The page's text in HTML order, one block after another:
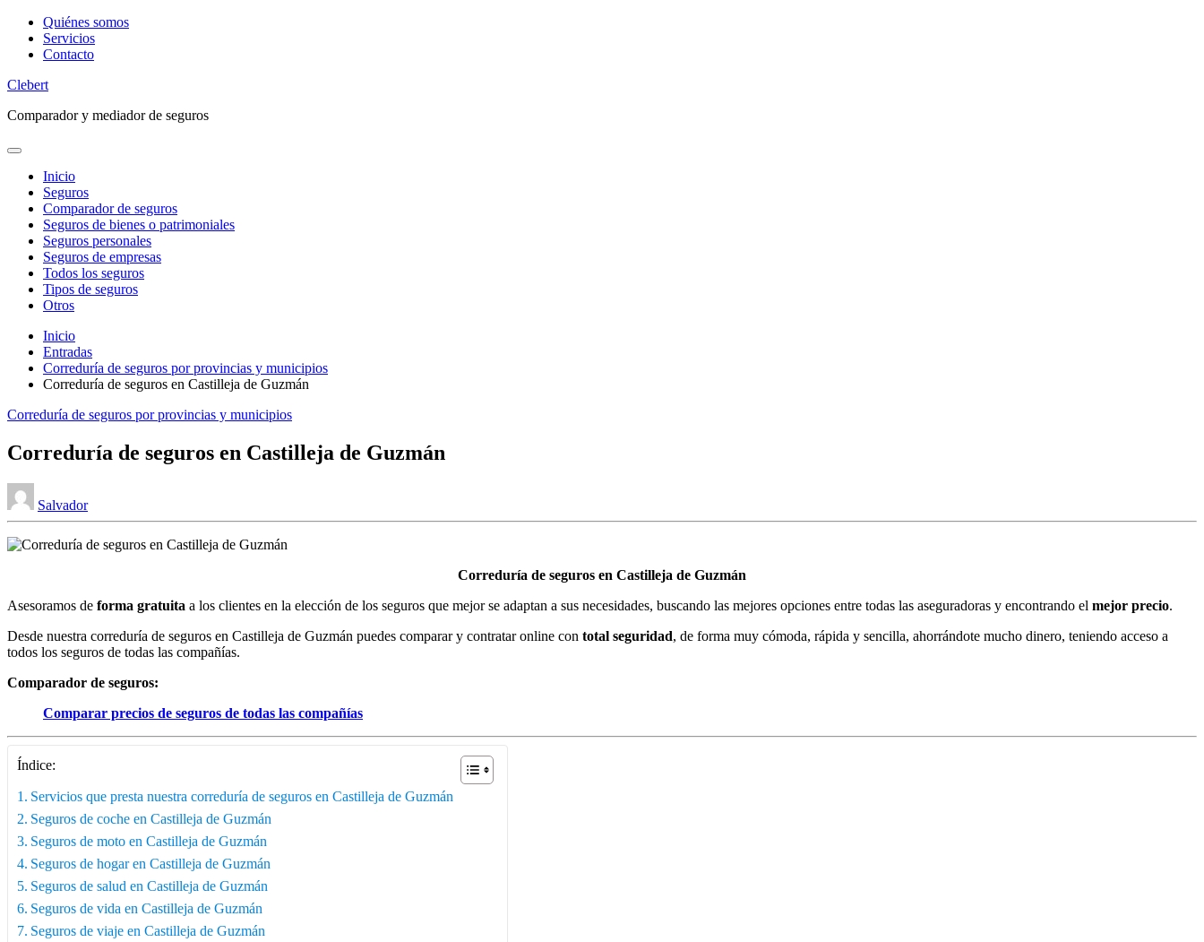
Saltar
contenido
Quiénes somos
Servicios
Contacto
Clebert
Comparador y mediador de seguros
Inicio
Seguros
Comparador de seguros
Seguros de bienes o patrimoniales
Seguros personales
Seguros de empresas
Todos los seguros
Tipos de seguros
Otros
Inicio
Entradas
Correduría de seguros por provincias y municipios
Correduría de seguros en Castilleja de Guzmán
Publicado
Correduría de seguros por provincias y municipios
Correduría de seguros en Castilleja de Guzmán
Publicado
por
Salvador
Correduría de seguros en Castilleja de Guzmán
Asesoramos de forma gratuita a los clientes en la elección de los seguros que mejor se adaptan a sus necesidades, buscando las mejores opciones entre todas las aseguradoras y encontrando el mejor precio.
Desde nuestra correduría de seguros en Castilleja de Guzmán puedes comparar y contratar online con total seguridad, de forma muy cómoda, rápida y sencilla, ahorrándote mucho dinero, teniendo acceso a
todos los seguros de todas las compañías.
Comparador de seguros:
Comparar precios de seguros de todas las compañías
Índice:
Servicios que presta nuestra correduría de seguros en Castilleja de Guzmán
Seguros de coche en Castilleja de Guzmán
Seguros de moto en Castilleja de Guzmán
Seguros de hogar en Castilleja de Guzmán
Seguros de salud en Castilleja de Guzmán
Seguros de vida en Castilleja de Guzmán
Seguros de viaje en Castilleja de Guzmán